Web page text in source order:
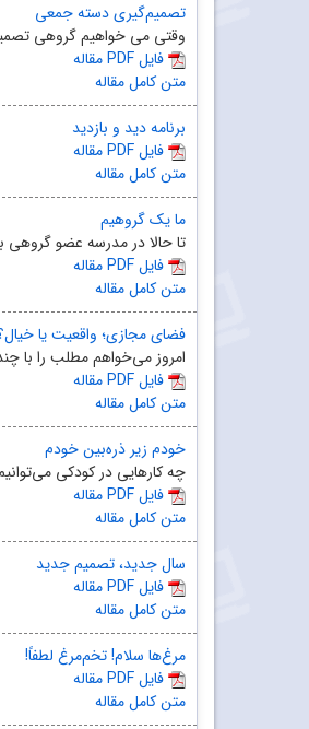
تصمیم‌گیری دسته جمعی
وقتی می خواهیم گروهی
مقاله PDF فایل
متن کامل مقاله
برنامه دید و بازدید
مقاله PDF فایل
متن کامل مقاله
ما یک گروهیم
تا حالا در مدرسه عضو گروهی
مقاله PDF فایل
متن کامل مقاله
فضای مجازی؛ واقعیت یا
امروز می‌خواهم مطلب را با
مقاله PDF فایل
متن کامل مقاله
خودم زیر ذره‌بین خودم
چه‌ کارهایی در کودکی
مقاله PDF فایل
متن کامل مقاله
سال جدید، تصمیم جدید
مقاله PDF فایل
متن کامل مقاله
مرغ‌ها سلام! تخم‌مرغ لطفاً!
مقاله PDF فایل
متن کامل مقاله